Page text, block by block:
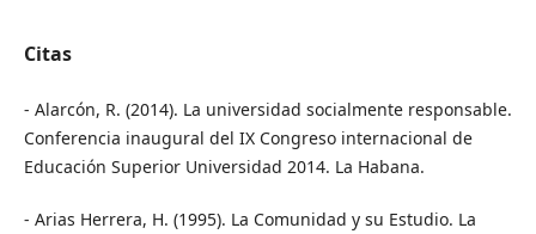
Citas
- Alarcón, R. (2014). La universidad socialmente responsable.
Conferencia inaugural del IX Congreso internacional de
Educación Superior Universidad 2014. La Habana.
- Arias Herrera, H. (1995). La Comunidad y su Estudio. La